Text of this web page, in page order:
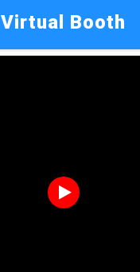
Virtual Booth